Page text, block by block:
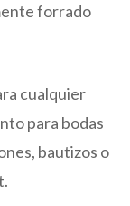
forrado
cualquier
para bodas
bautizos o